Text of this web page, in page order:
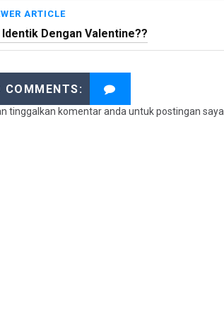
ARTICLE
Identik Dengan Valentine??
COMMENTS:
tinggalkan komentar anda untuk postingan saya